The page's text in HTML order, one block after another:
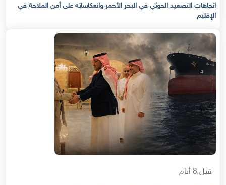
اتجاهات التصعيد الحوثي في البحر الأحمر وانعكاساته على أمن الملاحة في
الإقليم
قبل 8 أيام